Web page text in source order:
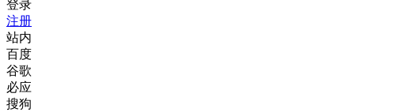
登录
注册
站内
百度
谷歌
必应
搜狗